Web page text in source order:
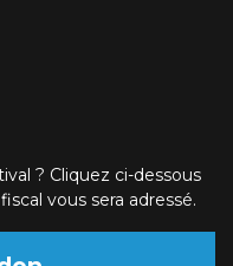
? Cliquez ci-dessous
vous sera adressé.